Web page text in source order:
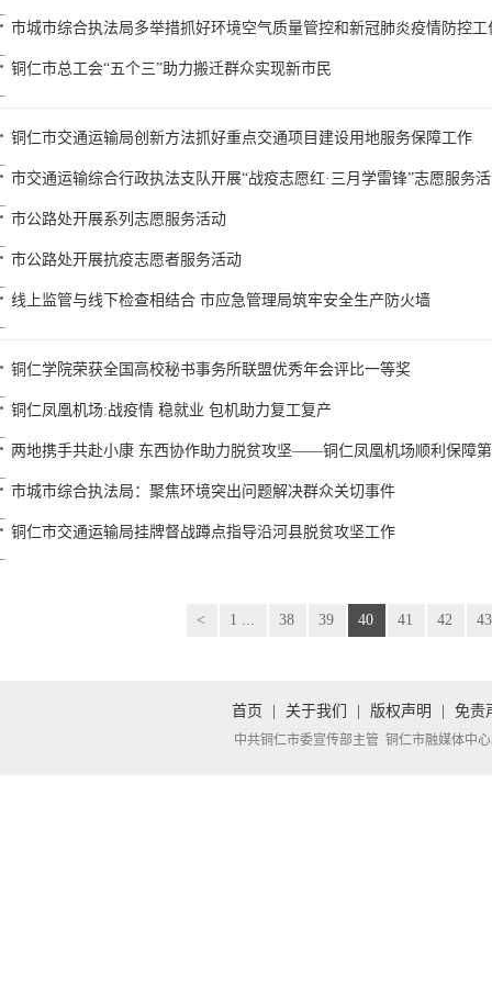
市城市综合执法局多举措抓好环境空气质量管控和新冠肺炎疫情防控工
铜仁市总工会“五个三”助力搬迁群众实现新市民
铜仁市交通运输局创新方法抓好重点交通项目建设用地服务保障工作
市交通运输综合行政执法支队开展“战疫志愿红·三月学雷锋”志愿服务
市公路处开展系列志愿服务活动
市公路处开展抗疫志愿者服务活动
线上监管与线下检查相结合 市应急管理局筑牢安全生产防火墙
铜仁学院荣获全国高校秘书事务所联盟优秀年会评比一等奖
铜仁凤凰机场:战疫情 稳就业 包机助力复工复产
两地携手共赴小康 东西协作助力脱贫攻坚——铜仁凤凰机场顺利保障
市城市综合执法局：聚焦环境突出问题解决群众关切事件
铜仁市交通运输局挂牌督战蹲点指导沿河县脱贫攻坚工作
< 1 ... 38 39 40 41 42 43
首页 关于我们 版权声明 免责
中共铜仁市委宣传部主管 铜仁市融媒体中心